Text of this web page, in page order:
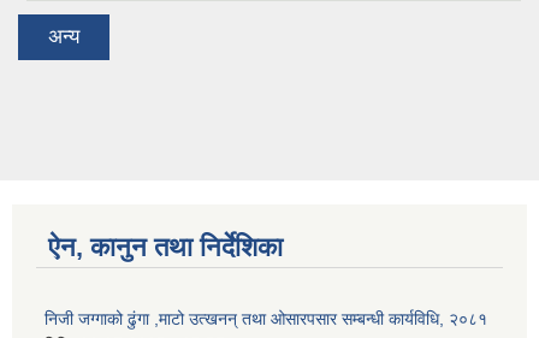
अन्य
ऐन, कानुन तथा निर्देशिका
निजी जग्गाको ढुंगा ,माटो उत्खनन् तथा ओसारपसार सम्बन्धी कार्यविधि, २०८१